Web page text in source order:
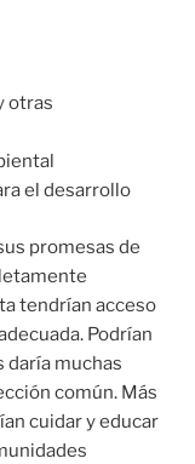
otras
el desarrollo
promesas de
tendrían acceso
Podrían
daría muchas
común. Más
cuidar y educar